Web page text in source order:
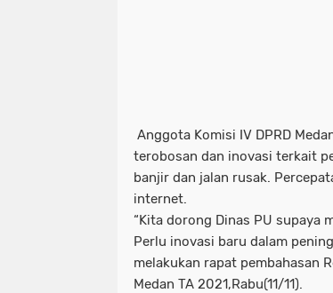
Anggota Komisi IV DPRD
terobosan dan inovasi terkait
banjir dan jalan rusak.
internet.
“Kita dorong Dinas PU supaya
Perlu inovasi baru dalam
melakukan rapat pembahasan
Medan TA 2021,Rabu(11/11).